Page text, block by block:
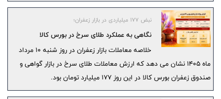
نبض ۱۷۷ میلیاردی در بازار زعفران؛
نگاهی به عملکرد طلای سرخ در بورس کالا
خلاصه معاملات بازار زعفران در روز شنبه ۱۰ مرداد
ماه ۱۴۰۵ نشان می دهد که ارزش معاملات طلای سرخ در بازار گواهی و
صندوق زعفران بورس کالا در این روز ۱۷۷ میلیارد تومان بود.